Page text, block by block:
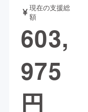
音楽
ゲーム・サ
現在の支援総
額
603,
975
円